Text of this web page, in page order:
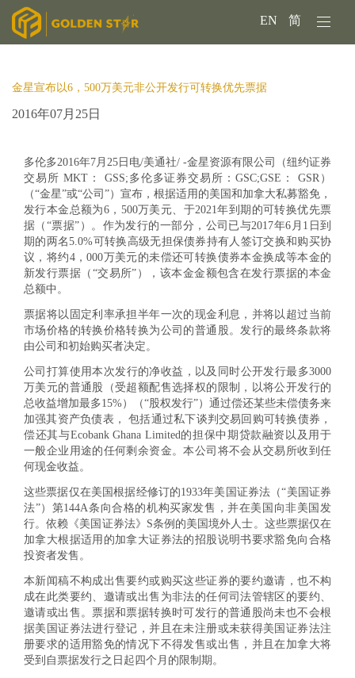
EN 简
金星宣布以6，500万美元非公开发行可转换优先票据
2016年07月25日
多伦多2016年7月25日电/美通社/ -金星资源有限公司（纽约证券
交易所 MKT： GSS;多伦多证券交易所：GSC;GSE： GSR）
（“金星”或“公司”）宣布，根据适用的美国和加拿大私募豁免，
发行本金总额为6，500万美元、于2021年到期的可转换优先票
据（“票据”）。作为发行的一部分，公司已与2017年6月1日到
期的两名5.0%可转换高级无担保债券持有人签订交换和购买协
议，将约4，000万美元的未偿还可转换债券本金换成等本金的
新发行票据（“交易所”），该本金金额包含在发行票据的本金
总额中。
票据将以固定利率承担半年一次的现金利息，并将以超过当前
市场价格的转换价格转换为公司的普通股。发行的最终条款将
由公司和初始购买者决定。
公司打算使用本次发行的净收益，以及同时公开发行最多3000
万美元的普通股（受超额配售选择权的限制，以将公开发行的
总收益增加最多15%）（“股权发行”）通过偿还某些未偿债务来
加强其资产负债表， 包括通过私下谈判交易回购可转换债券，
偿还其与Ecobank Ghana Limited的担保中期贷款融资以及用于
一般企业用途的任何剩余资金。本公司将不会从交易所收到任
何现金收益。
这些票据仅在美国根据经修订的1933年美国证券法（“美国证券
法”）第144A条向合格的机构买家发售，并在美国向非美国发
行。依赖《美国证券法》S条例的美国境外人士。这些票据仅在
加拿大根据适用的加拿大证券法的招股说明书要求豁免向合格
投资者发售。
本新闻稿不构成出售要约或购买这些证券的要约邀请，也不构
成在此类要约、邀请或出售为非法的任何司法管辖区的要约、
邀请或出售。票据和票据转换时可发行的普通股尚未也不会根
据美国证券法进行登记，并且在未注册或未获得美国证券法注
册要求的适用豁免的情况下不得发售或出售，并且在加拿大将
受到自票据发行之日起四个月的限制期。